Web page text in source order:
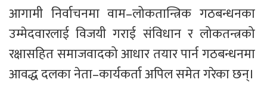
आगामी निर्वाचनमा वाम–लोकतान्त्रिक गठबन्धनका
उम्मेदवारलाई विजयी गराई संविधान र लोकतन्त्रको
रक्षासहित समाजवादको आधार तयार पार्न गठबन्धनमा
आवद्ध दलका नेता–कार्यकर्ता अपिल समेत गरेका छन्।